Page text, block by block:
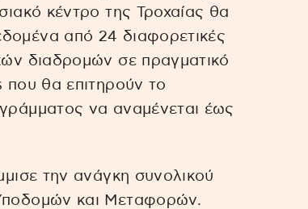
κέντρο της Τροχαίας θα
από 24 διαφορετικές
διαδρομών σε πραγματικό
που θα επιτηρούν το
να αναμένεται έως
την ανάγκη συνολικού
και Μεταφορών.